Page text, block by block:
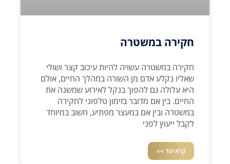
חקירה במשטרה
חקירה במשטרה עשויה להיות עיכוב קצר ושולי
שאליו נקלע אדם מן השורה במהלך החיים, אולם
היא עלולה גם להפוך בנקל לאירוע שמשנה את
החיים. בין אם מדובר בזימון טלפוני לחקירה
במשטרה ובין אם במעצר מפתיע, חשוב במיוחד
לקבל ייעוץ לפני
קרא עוד >>